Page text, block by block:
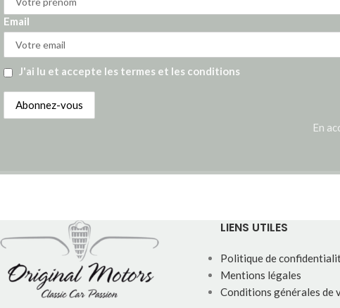
Email
J'ai lu et accepte les termes et les conditions
En
LIENS UTILES
Politique de
Mentions légales
Conditions générales de